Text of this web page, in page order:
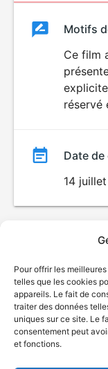
Pour offrir les
telles que les cookies
appareils. Le fait de
traiter des données
uniques sur ce site. Le
consentement peut
et fonctions.
Classement
Motifs
Ce film
réservé
Date
14